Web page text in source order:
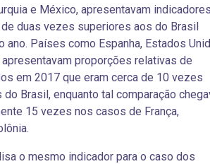
e México, apresentavam indicadores
duas vezes superiores aos do Brasil
ano. Países como Espanha, Estados
proporções relativas de
em 2017 que eram cerca de 10 vezes
Brasil, enquanto tal comparação
15 vezes nos casos de França,
o mesmo indicador para o caso dos